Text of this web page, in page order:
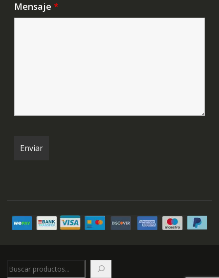
Mensaje *